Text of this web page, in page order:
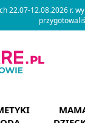
22.07-12.08.2026 r.